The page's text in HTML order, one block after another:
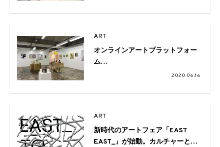
ART
オンラインアートプラットフォー
ム
「ArtTechnologiesOnline/ATO」
開催も
2020.06.16
ART
新時代のアートフェア「EAST
EAST_」が始動。カルチャーとア